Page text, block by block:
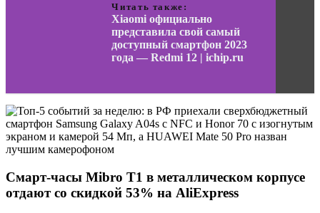
Читать также:
Xiaomi официально
представила свой самый
доступный смартфон 2023
года — Redmi 12 | ichip.ru
Смарт-часы Mibro T1 в металлическом корпусе
отдают со скидкой 53% на AliExpress